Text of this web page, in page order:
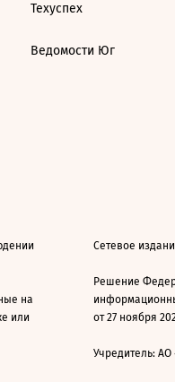
Техуспех
Ведомости Юг
на
или
Сетевое
Решение
от 27 ноября
Учредитель: